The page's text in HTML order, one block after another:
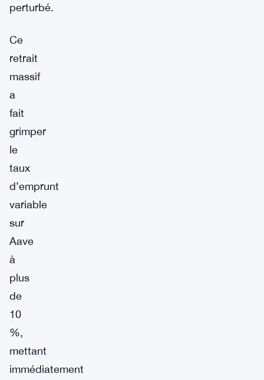
perturbé.
Ce
retrait
massif
a
fait
grimper
le
taux
d’emprunt
variable
sur
Aave
à
plus
de
10
%,
mettant
immédiatement